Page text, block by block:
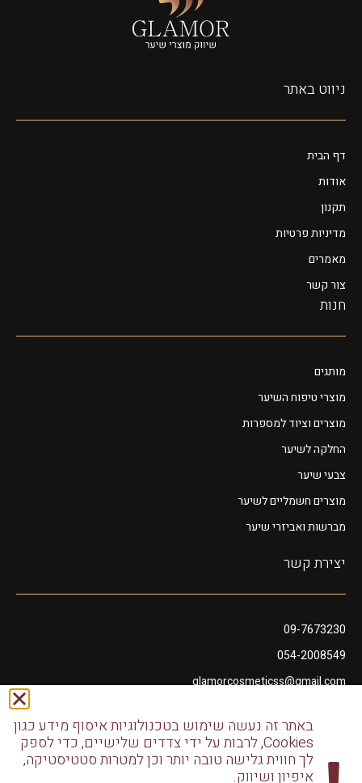
ניווט באתר
דף הבית
אודות
תקנון
מדיניות פרטיות
מאמרים
צור קשר
חנות
מותגים
מוצרי טיפוח השיער
מוצרים וציוד למספרות
החלקה לשיער
צבעי שיער
מוצרים חשמליים לשיער
מברשות ואביזרי שיער
יצירת קשר
09-7673230
054-2008549
glamorcosmeticss@gmail.com
דודו דותן 10, נתניהבאתר זה נעשה שימוש בטכנולוגיות איסוף מידע כגון
Cookies, לרבות על ידי צדדים שלישיים, כדי לספק
לך חווית גלישה טובה יותר וכן למטרות סטטיסטיקה,
איפיון ושיווק.